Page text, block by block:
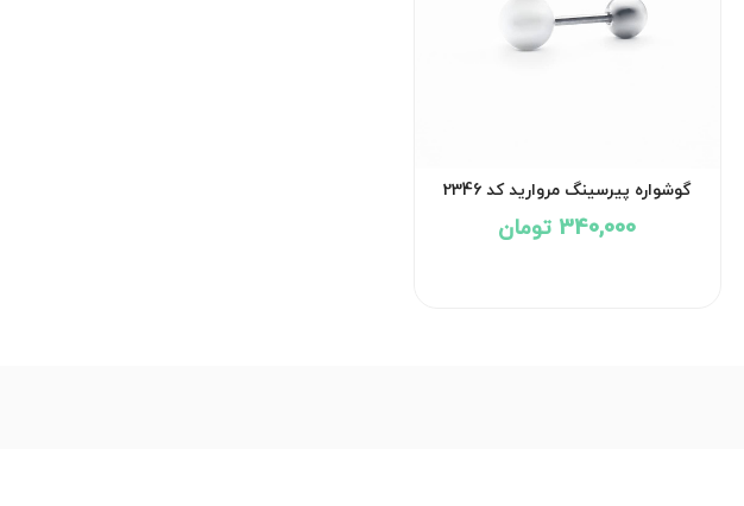
گوشواره پیرسینگ مروارید کد 2346
340,000 تومان